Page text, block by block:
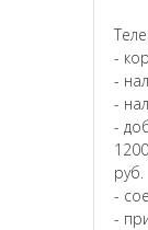
-
-
-
-
руб.
-
-